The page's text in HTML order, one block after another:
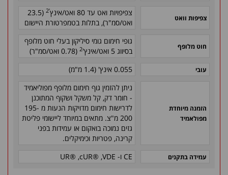
צפיפות וואט
צפיפויות ואט עד 80 ואט/אינץ '2
(23.5
ואט/סמ"ר), בתלות בטמפרטורת היישום
חוט מלופף
גופי חימום גומי סיליקון בעלי חוט מלופף
בסיווג 5 ואט/אינץ'
2 (0.78 ואט/סמ"ר)
עובי 0.055 אינץ' (1.4 מ"מ)
הזמנה מיוחדת
מפולאמיד
ניתן להזמין גוף חימום מלופף מפוליאמיד
- חומר דק, קל משקל ושקוף המתוכנן
לדרישות חימום מדויקות הנעות מ 195-
200 מ"צ. מתאים במיוחד ליישומי פליטת
גזים נמוכה בואקום או עמידות בפני
קרינה, פטריות וכימיקלים.
עמידה בתקנים UR® ,cUR® ,VDE ו- CE